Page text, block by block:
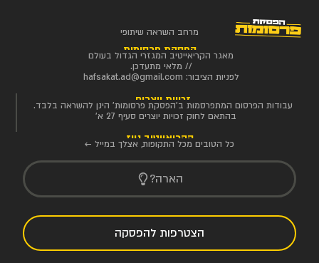
מרחב השראה שיתופי
הפסקת פרסומות
מאגר הקריאייטיב המגזרי הגדול בעולם
// מלאי מתעדכן.
לפניות הציבור: hafsakat.ad@gmail.com
זכויות יוצרים
עבודות הפרסום המתפרסמות ב'הפסקת פרסומות' הינן להשראה בלבד.
בהתאם לחוק זכויות יוצרים סעיף 27 א'
הקריאייטיב ניוז
כל הטובים מכל התקופות, אצלך במייל ←
הארה?
הצטרפות להפסקה